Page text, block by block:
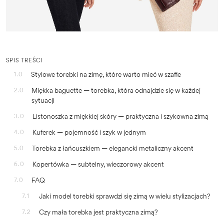
SPIS TREŚCI
1.0
Stylowe torebki na zimę, które warto mieć w szafie
2.0
Miękka baguette — torebka, która odnajdzie się w każdej
sytuacji
3.0 Listonoszka z miękkiej skóry — praktyczna i szykowna zimą
4.0 Kuferek — pojemność i szyk w jednym
5.0 Torebka z łańcuszkiem — elegancki metaliczny akcent
6.0 Kopertówka — subtelny, wieczorowy akcent
7.0 FAQ
7.1 Jaki model torebki sprawdzi się zimą w wielu stylizacjach?
7.2 Czy mała torebka jest praktyczna zimą?